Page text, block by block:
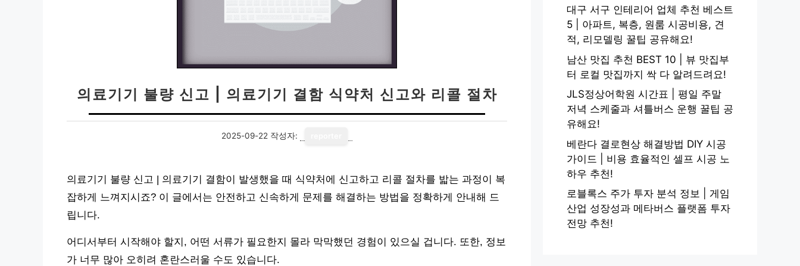
의료기기 불량 신고 | 의료기기 결함 식약처 신고와 리콜 절차
2025-09-22 작성자:
의료기기 불량 신고 | 의료기기 결함이 발생했을 때 식약처에 신고하고 리콜 절차를 밟는 과정이 복
잡하게 느껴지시죠? 이 글에서는 안전하고 신속하게 문제를 해결하는 방법을 정확하게 안내해 드
립니다.
어디서부터 시작해야 할지, 어떤 서류가 필요한지 몰라 막막했던 경험이 있으실 겁니다. 또한, 정보
가 너무 많아 오히려 혼란스러울 수도 있습니다.
대구 서구 인테리어 업체 추천 베스트
5 | 아파트, 복층, 원룸 시공비용, 견
적, 리모델링 꿀팁 공유해요!
남산 맛집 추천 BEST 10 | 뷰 맛집부
터 로컬 맛집까지 싹 다 알려드려요!
JLS정상어학원 시간표 | 평일 주말
저녁 스케줄과 셔틀버스 운행 꿀팁 공
유해요!
베란다 결로현상 해결방법 DIY 시공
가이드 | 비용 효율적인 셀프 시공 노
하우 추천!
로블록스 주가 투자 분석 정보 | 게임
산업 성장성과 메타버스 플랫폼 투자
전망 추천!